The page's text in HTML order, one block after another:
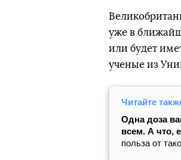
уже в
или будет
ученые из
Читайте
Одна доза
всем. А что,
польза от